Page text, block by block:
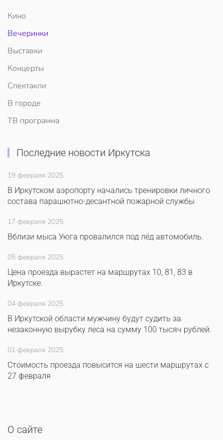
Кино
Вечеринки
Выставки
Концерты
Спектакли
В городе
ТВ программа
Последние новости Иркутска
19 февраля 2025
В Иркутском аэропорту начались тренировки личного
состава парашютно-десантной пожарной службы
17 февраля 2025
Вблизи мыса Уюга провалился под лёд автомобиль.
05 февраля 2025
Цена проезда вырастет на маршрутах 10, 81, 83 в
Иркутске.
04 февраля 2025
В Иркутской области мужчину будут судить за
незаконную вырубку леса на сумму 100 тысяч рублей.
01 февраля 2025
Стоимость проезда повысится на шести маршрутах с
27 февраля
О сайте